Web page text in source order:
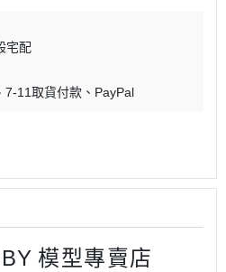
宅配
7-11取貨付款 PayPal
模型專賣店